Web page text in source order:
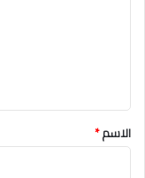
*
الاسم*